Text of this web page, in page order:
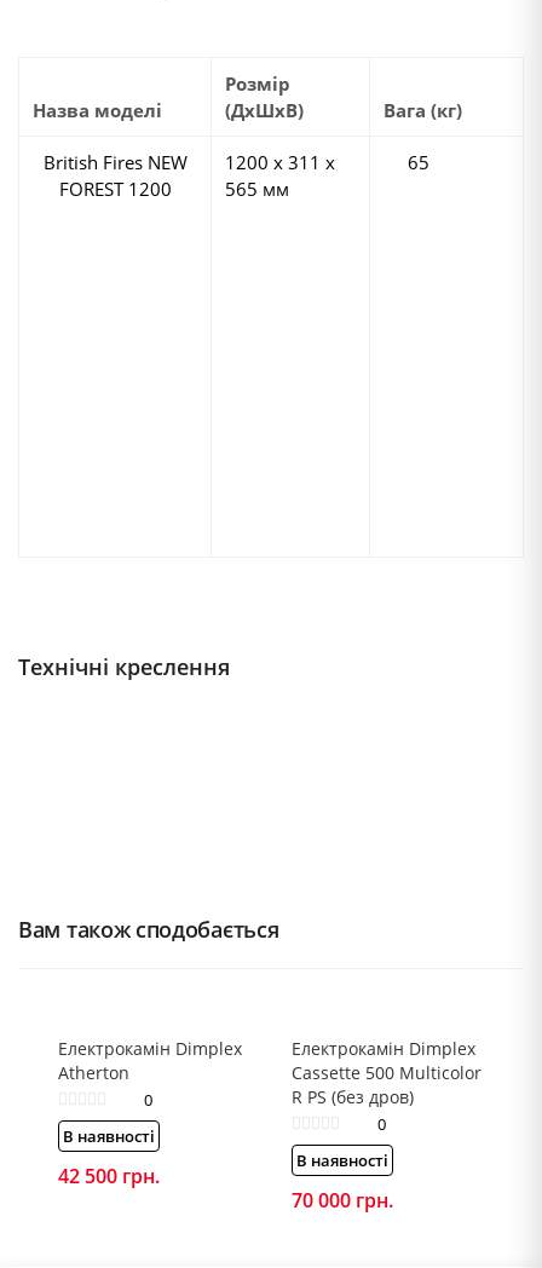
Назва моделі
Розмір
(ДхШхВ)
Вага (кг)
British Fires NEW
FOREST 1200
1200 х 311 х
565 мм
65
Технічні креслення
Вам також сподобається
Електрокамін Dimplex
Atherton
0
В наявності
42 500 грн.
Електрокамін Dimplex
Cassette 500 Multicolor
R PS (без дров)
0
В наявності
70 000 грн.